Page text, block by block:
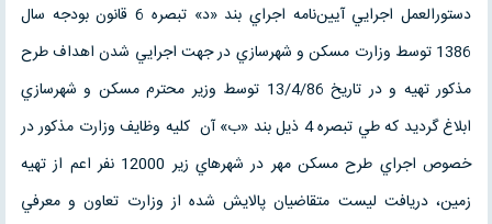
دستورالعمل اجرايي آيين‌نامه اجراي بند «د» تبصره 6 قانون بودجه سال
1386 توسط وزارت مسكن و شهرسازي در جهت اجرايي شدن اهداف طرح
مذكور تهيه و در تاريخ 13/4/86 توسط وزير محترم مسكن و شهرسازي
ابلاغ گرديد كه طي تبصره 4 ذيل بند «ب» آن كليه وظايف وزارت مذكور در
خصوص اجراي طرح مسكن مهر در شهرهاي زير 12000 نفر اعم از تهيه
زمين، دريافت ليست متقاضيان پالايش شده از وزارت تعاون و معرفي